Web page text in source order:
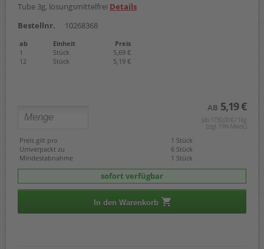
Tube 3g, lösungsmittelfrei Details
Bestellnr.
10268368
ab Einheit
Preis
1
Stück
5,69 €
12
Stück 5,19 €
AB 5,19 €
(ab 1730,00 € / 1kg
(zzgl. 19% Mwst.)
Preis gilt pro
1 Stück
Umverpackt zu
6 Stück
Mindestabnahme
1 Stück
sofort verfügbar
In den Warenkorb